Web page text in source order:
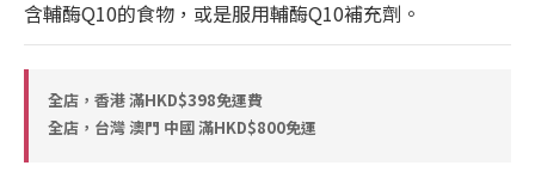
含輔酶Q10的食物，或是服用輔酶Q10補充劑。
全店，香港 滿HKD$398免運費
全店，台灣 澳門 中國 滿HKD$800免運